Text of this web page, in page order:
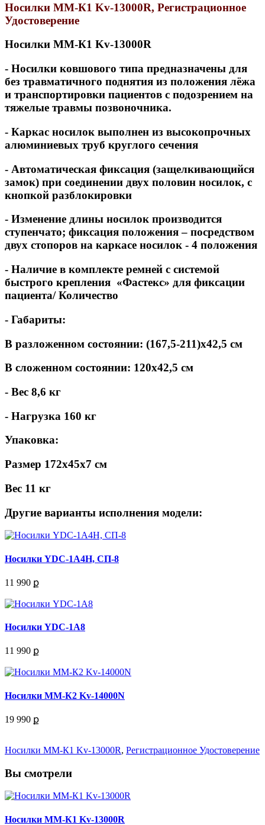
Носилки ММ-К1 Kv-13000R, Регистрационное
Удостоверение
Носилки ММ-К1 Kv-13000R
- Носилки ковшового типа предназначены для
без травматичного поднятия из положения лёжа
и транспортировки пациентов с подозрением на
тяжелые травмы позвоночника.
- Каркас носилок выполнен из высокопрочных
алюминиевых труб круглого сечения
- Автоматическая фиксация (защелкивающийся
замок) при соединении двух половин носилок, с
кнопкой разблокировки
- Изменение длины носилок производится
ступенчато; фиксация положения – посредством
двух стопоров на каркасе носилок - 4 положения
- Наличие в комплекте ремней с системой
быстрого крепления «Фастекс» для фиксации
пациента/ Количество
- Габариты:
В разложенном состоянии: (167,5-211)х42,5 см
В сложенном состоянии: 120х42,5 см
- Вес 8,6 кг
- Нагрузка 160 кг
Упаковка:
Размер 172х45х7 см
Вес 11 кг
Другие варианты исполнения модели:
Носилки YDC-1A4H, СП-8
11 990 ք
Носилки YDC-1A8
11 990 ք
Носилки ММ-К2 Kv-14000N
19 990 ք
Носилки ММ-К1 Kv-13000R, Регистрационное Удостоверение
Вы смотрели
Носилки ММ-К1 Kv-13000R